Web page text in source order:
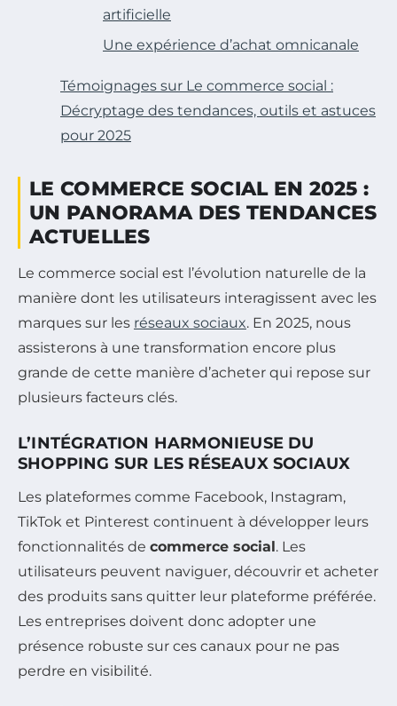
artificielle
Une expérience d’achat omnicanale
Témoignages sur Le commerce social :
Décryptage des tendances, outils et astuces
pour 2025
LE COMMERCE SOCIAL EN 2025 :
UN PANORAMA DES TENDANCES
ACTUELLES
Le commerce social est l’évolution naturelle de la
manière dont les utilisateurs interagissent avec les
marques sur les réseaux sociaux. En 2025, nous
assisterons à une transformation encore plus
grande de cette manière d’acheter qui repose sur
plusieurs facteurs clés.
L’INTÉGRATION HARMONIEUSE DU
SHOPPING SUR LES RÉSEAUX SOCIAUX
Les plateformes comme Facebook, Instagram,
TikTok et Pinterest continuent à développer leurs
fonctionnalités de commerce social. Les
utilisateurs peuvent naviguer, découvrir et acheter
des produits sans quitter leur plateforme préférée.
Les entreprises doivent donc adopter une
présence robuste sur ces canaux pour ne pas
perdre en visibilité.